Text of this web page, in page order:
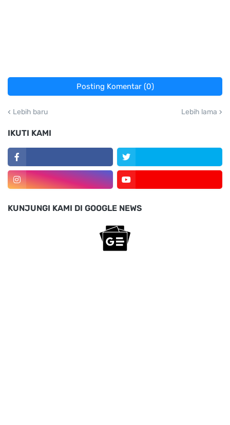
Posting Komentar (0)
Lebih baru Lebih lama
IKUTI KAMI
KUNJUNGI KAMI DI GOOGLE NEWS